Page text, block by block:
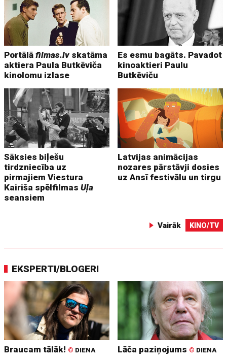
Portālāfilmas.lv skatāma
aktiera Paula Butkēviča
kinolomu izlase
Es esmu bagāts. Pavadot
kinoaktieri Paulu
Butkēviču
Sāksies biļešu
tirdzniecība uz
pirmajiem Viestura
Kairiša spēlfilmasUļa
seansiem
Latvijas animācijas
nozares pārstāvji dosies
uz Ansī festivālu un tirgu
Vairāk KINO/TV
EKSPERTI/BLOGERI
Braucam tālāk! © DIENA Lāča paziņojums © DIENA